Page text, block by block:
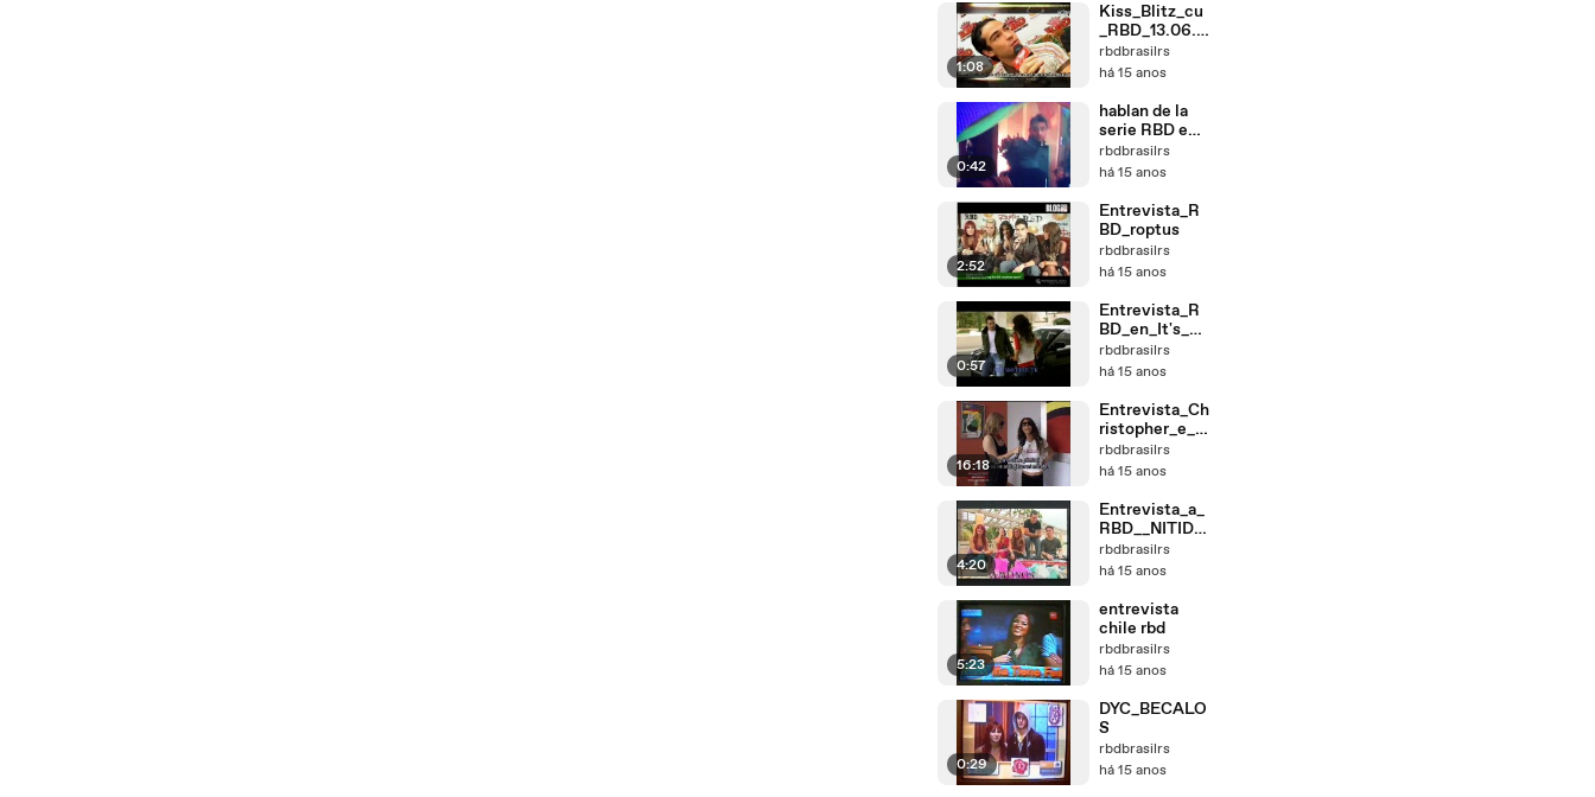
1:08
Kiss_Blitz_cu
_RBD_13.06.2
007_-
_by_mirela24
rbdbrasilrs
há 15 anos
0:42
hablan de la
serie RBD en
HOY
rbdbrasilrs
há 15 anos
2:52
Entrevista_R
BD_roptus
rbdbrasilrs
há 15 anos
0:57
Entrevista_R
BD_en_It's_H
ot_E!_(RBDH
SMSTYLE.TK
rbdbrasilrs
há 15 anos
16:18
Entrevista_Ch
ristopher_e_A
nahi_para_Ro
menia
rbdbrasilrs
há 15 anos
4:20
Entrevista_a_
RBD__NITIDO
_
rbdbrasilrs
há 15 anos
5:23
entrevista
chile rbd
rbdbrasilrs
há 15 anos
0:29
DYC_BECALO
S
rbdbrasilrs
há 15 anos